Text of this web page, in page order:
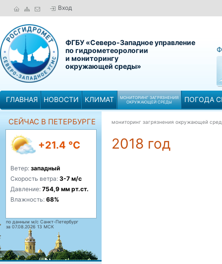
Вход
ФГБУ «Северо-Западное управление
по гидрометеорологии
и мониторингу
окружающей среды»
ГЛАВНАЯ НОВОСТИ КЛИМАТ
МОНИТОРИНГ ЗАГРЯЗНЕНИЯ
ОКРУЖАЮЩЕЙ СРЕДЫ
ПОГОДА
СЕЙЧАС В ПЕТЕРБУРГЕ
+21.4 °C
Ветер: западный
Скорость ветра: 3-7 м/с
Давление: 754,9 мм рт.ст.
Влажность: 68%
по данным м/с Санкт-Петербург
за 07.08.2026 13 МСК
мониторинг загрязнения окружающей
2018 год